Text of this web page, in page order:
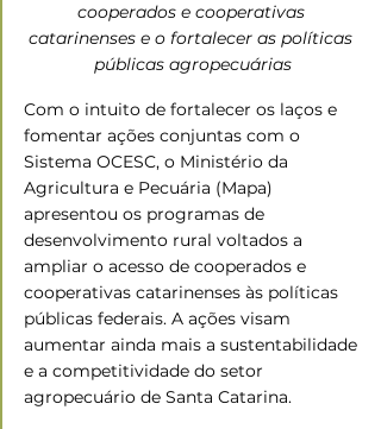
cooperados e cooperativas
catarinenses e o fortalecer as políticas
públicas agropecuárias
Com o intuito de fortalecer os laços e
fomentar ações conjuntas com o
Sistema OCESC, o Ministério da
Agricultura e Pecuária (Mapa)
apresentou os programas de
desenvolvimento rural voltados a
ampliar o acesso de cooperados e
cooperativas catarinenses às políticas
públicas federais. A ações visam
aumentar ainda mais a sustentabilidade
e a competitividade do setor
agropecuário de Santa Catarina.